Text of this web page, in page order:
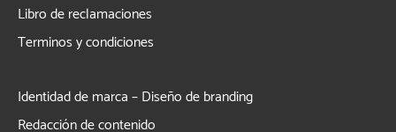
Libro de reclamaciones
Terminos y condiciones
Identidad de marca – Diseño de branding
Redacción de contenido